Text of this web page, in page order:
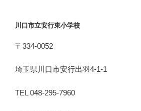
川口市立安行東小学校
〒334-0052
埼玉県川口市安行出羽4-1-1
TEL 048-295-7960